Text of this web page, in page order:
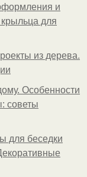
и
для
из дерева.
Особенности
советы
для беседки